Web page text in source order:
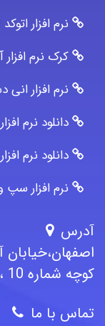
آدرس
کوچه شماره 10 ،ساختمان فیروزه،پلاک 34 ،واحد 1
تماس با ما